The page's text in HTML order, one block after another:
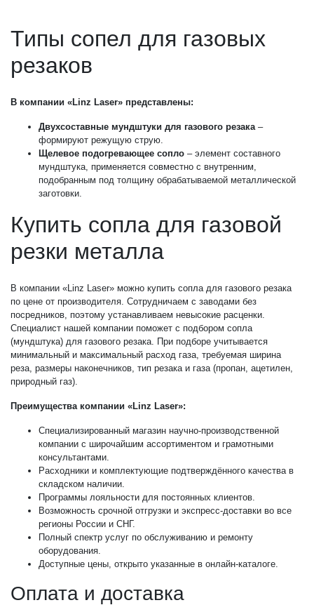
Типы сопел для газовых
резаков
В компании «Linz Laser» представлены:
Двухсоставные мундштуки для газового резака –
формируют режущую струю.
Щелевое подогревающее сопло – элемент составного
мундштука, применяется совместно с внутренним,
подобранным под толщину обрабатываемой металлической
заготовки.
Купить сопла для газовой
резки металла
В компании «Linz Laser» можно купить сопла для газового резака
по цене от производителя. Сотрудничаем с заводами без
посредников, поэтому устанавливаем невысокие расценки.
Специалист нашей компании поможет с подбором сопла
(мундштука) для газового резака. При подборе учитывается
минимальный и максимальный расход газа, требуемая ширина
реза, размеры наконечников, тип резака и газа (пропан, ацетилен,
природный газ).
Преимущества компании «Linz Laser»:
Специализированный магазин научно-производственной
компании с широчайшим ассортиментом и грамотными
консультантами.
Расходники и комплектующие подтверждённого качества в
складском наличии.
Программы лояльности для постоянных клиентов.
Возможность срочной отгрузки и экспресс-доставки во все
регионы России и СНГ.
Полный спектр услуг по обслуживанию и ремонту
оборудования.
Доступные цены, открыто указанные в онлайн-каталоге.
Оплата и доставка